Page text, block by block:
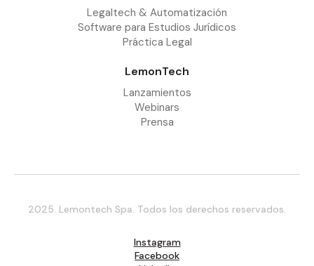
Legaltech & Automatización
Software para Estudios Jurídicos
Práctica Legal
LemonTech
Lanzamientos
Webinars
Prensa
2025. Lemontech Spa. Todos los derechos reservados.
Instagram
Facebook